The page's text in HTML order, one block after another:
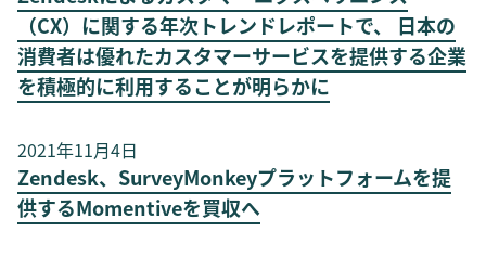
（CX）に関する年次トレンドレポートで、 日本の
消費者は優れたカスタマーサービスを提供する企業
を積極的に利用することが明らかに
2021年11月4日
Zendesk、SurveyMonkeyプラットフォームを提
供するMomentiveを買収へ